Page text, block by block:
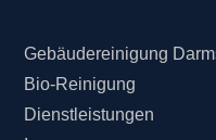
Gebäudereinigung
Bio-Reinigung
Dienstleistungen